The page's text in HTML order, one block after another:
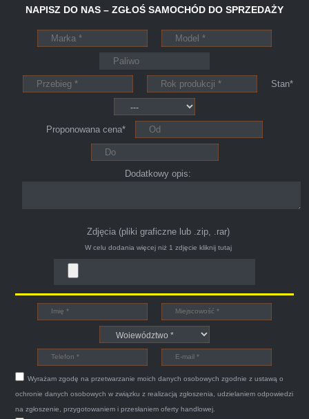
Pewnego dnia Rozmawialem z kolega na
Powiedział że sprzedał ostatnio swojego
Peugeota dwie godziny po telefonie do skupu
aut s-car.pl. Zadzwoniłem pod nr tel 703 403
025 po ok trzech godzinach przyjechało dwóch
młodych kulturalnych panów przy kawie w
ciągu 15min odkupili ode mnie samochód.
Polecam pewna i profesjonalna firma maja
konto na Facebooku .
Witam,ja jestem bardzo zadowolona z usługi S-
Car.pl sprzedałam swoją wysłużoną corsinę
tego samego dnia miły grzeczny pan przyjechał
po trzech godzinach autolawetą sprawnie
zapakował auto wypisał dokumenty i wypłacił
NAPISZ DO NAS – ZGŁOŚ SAMOCHÓD DO SPRZEDAŻY
Stan*
Proponowana cena*
Dodatkowy opis:
Zdjęcia (pliki graficzne lub .zip, .rar)
W celu dodania więcej niż 1 zdjęcie kliknij tutaj
Wyrażam zgodę na przetwarzanie moich danych osobowych zgodnie z ustawą o
ochronie danych osobowych w związku z realizacją zgłoszenia, udzielaniem odpowiedzi
na zgłoszenie, przygotowaniem i przesłaniem oferty handlowej.